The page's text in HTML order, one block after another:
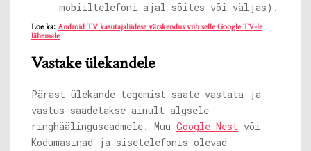
mobiiltelefoni ajal sõites või väljas).
Loe ka: Android TV kasutajaliidese värskendus viib selle Google TV-le
lähemale
Vastake ülekandele
Pärast ülekande tegemist saate vastata ja
vastus saadetakse ainult algsele
ringhäälinguseadmele. Muu Google Nest või
Kodumasinad ja sisetelefonis olevad